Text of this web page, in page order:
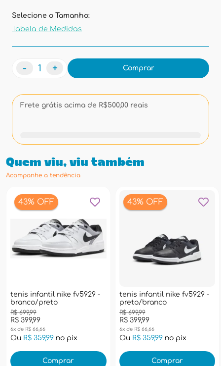
Selecione o Tamanho:
Tabela de Medidas
- + Comprar
Frete grátis acima de R$500,00 reais
Quem viu, viu também
Acompanhe a tendência
43% OFF
tenis infantil nike fv5929 -
branco/preto
R$ 399,99
R$ 699,99
6x de R$ 66,66
Ou R$ 359,99 no pix
Comprar
43% OFF
tenis infantil nike fv5929 -
preto/branco
R$ 399,99
R$ 699,99
6x de R$ 66,66
Ou R$ 359,99no pix
Comprar